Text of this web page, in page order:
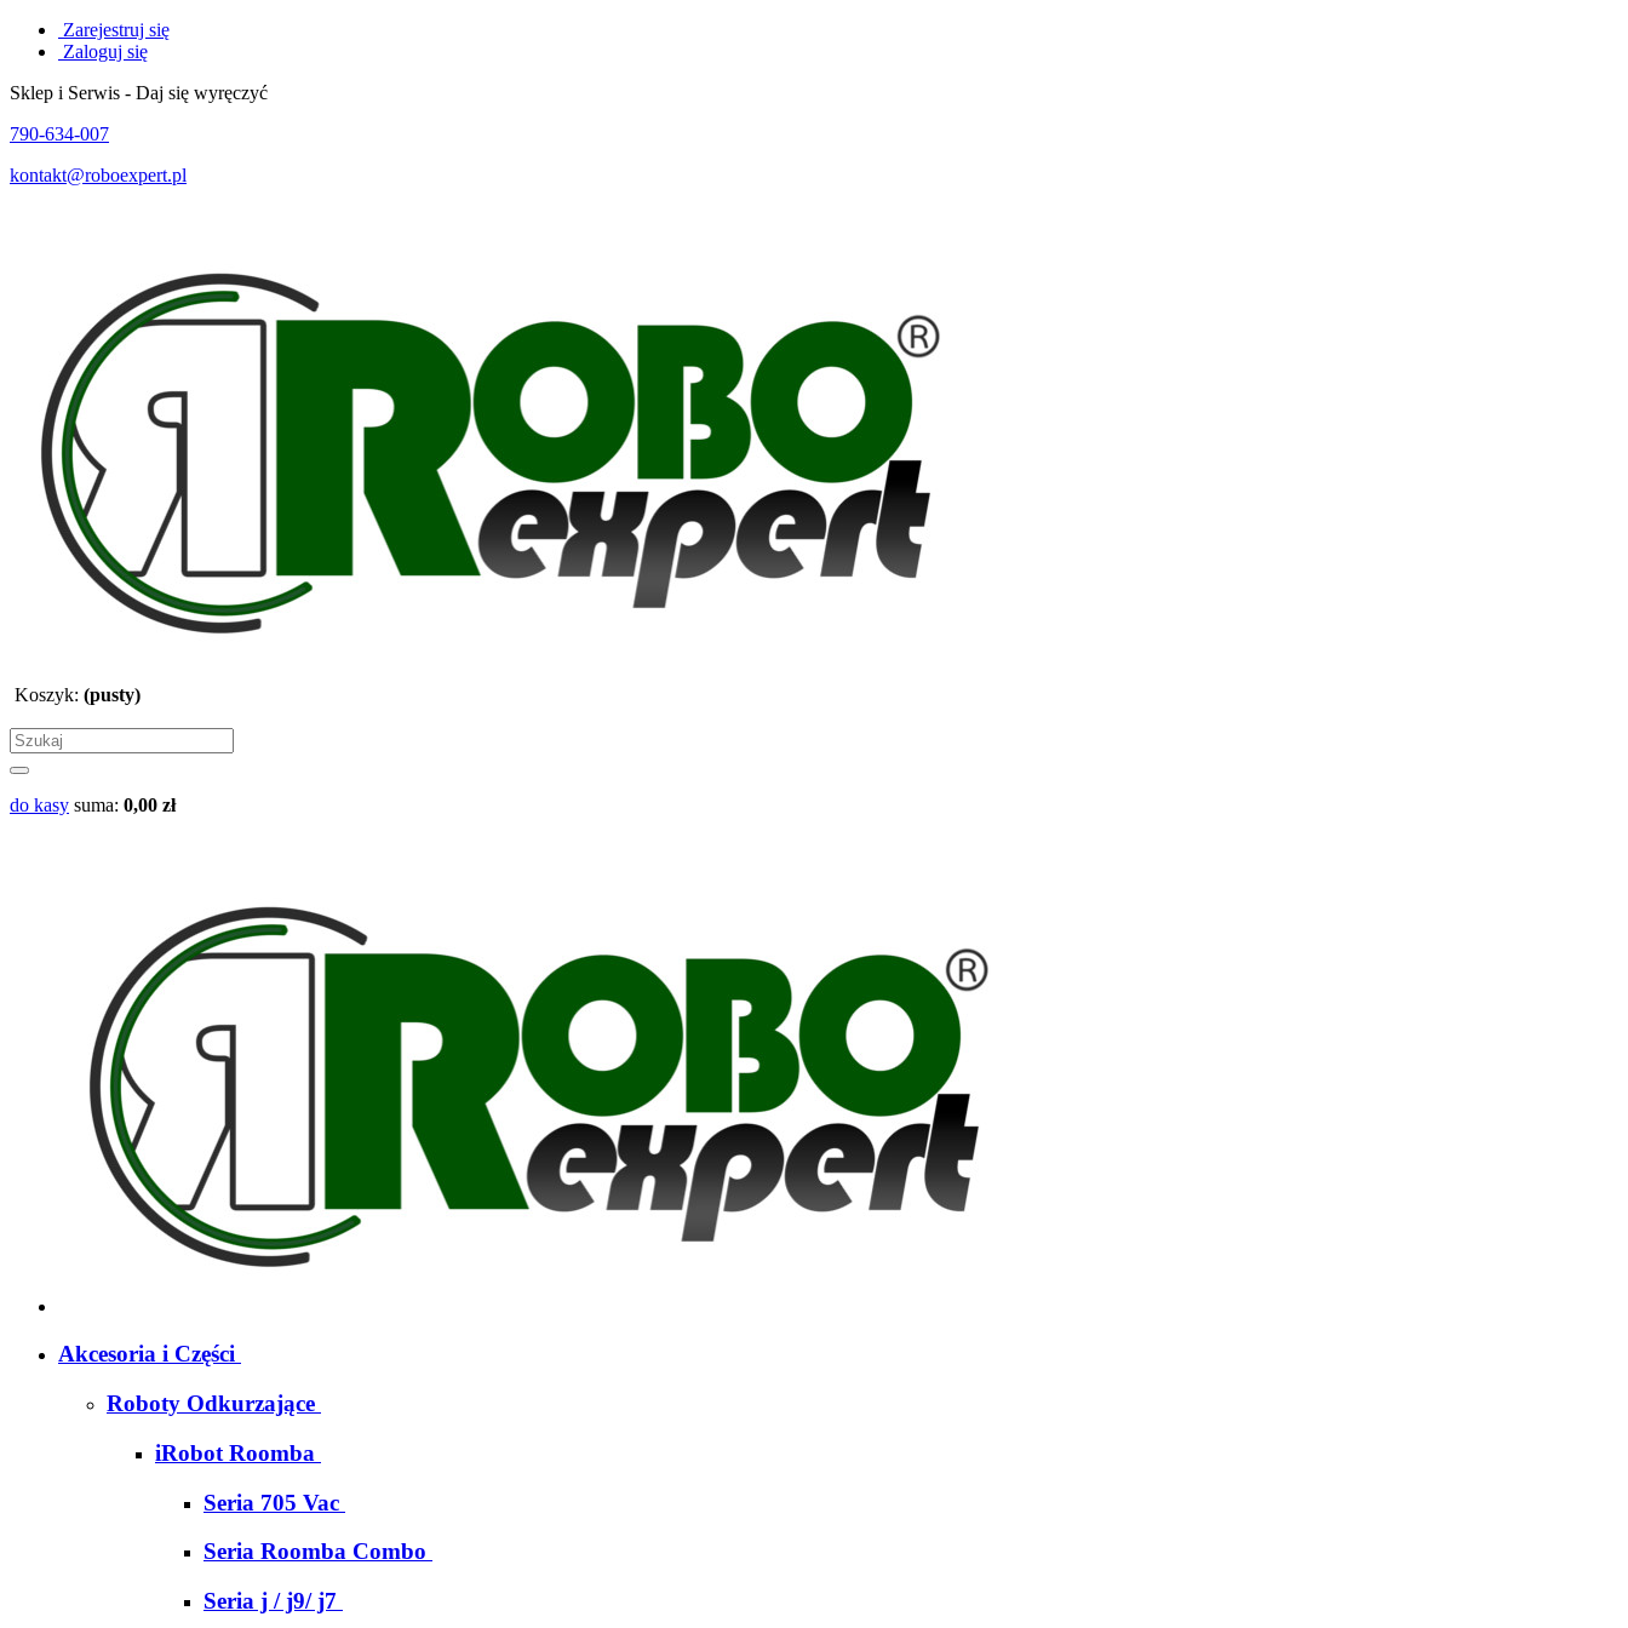
Zarejestruj się
Zaloguj się
Sklep i Serwis - Daj się wyręczyć
790-634-007
kontakt@roboexpert.pl
Koszyk: (pusty)
do kasy suma: 0,00 zł
Akcesoria i Części
Roboty Odkurzające
iRobot Roomba
Seria 705 Vac
Seria Roomba Combo
Seria j / j9/ j7